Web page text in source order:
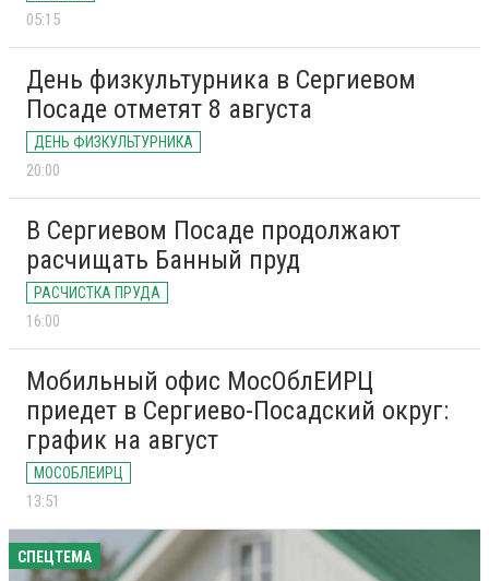
05:15
День физкультурника в Сергиевом
Посаде отметят 8 августа
ДЕНЬ ФИЗКУЛЬТУРНИКА
20:00
В Сергиевом Посаде продолжают
расчищать Банный пруд
РАСЧИСТКА ПРУДА
16:00
Мобильный офис МосОблЕИРЦ
приедет в Сергиево-Посадский округ:
график на август
МОСОБЛЕИРЦ
13:51
СПЕЦТЕМА